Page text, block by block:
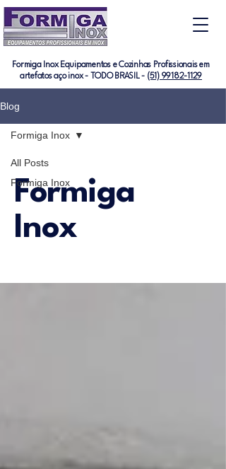
Formiga Inox Equipamentos e Cozinhas Profissionais em
artefatos aço inox - TODO BRASIL - (51) 99182-1129
Blog
All Posts
Formiga Inox
Formiga Inox
Formiga
Inox